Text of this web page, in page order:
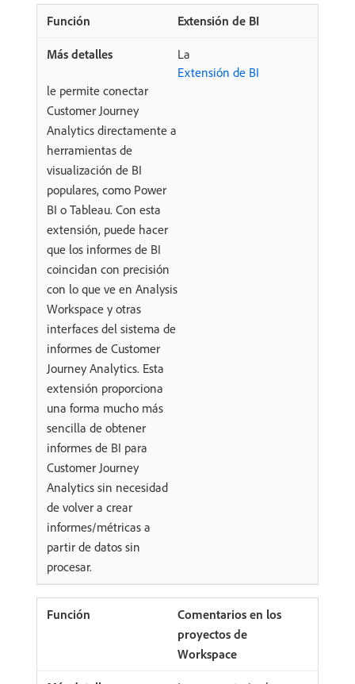
Extensión de BI
La
Extensión de BI
le permite conectar
Customer Journey
Analytics directamente a
herramientas de
visualización de BI
populares, como Power
BI o Tableau. Con esta
extensión, puede hacer
que los informes de BI
coincidan con precisión
con lo que ve en Analysis
Workspace y otras
interfaces del sistema de
informes de Customer
Journey Analytics. Esta
extensión proporciona
una forma mucho más
sencilla de obtener
informes de BI para
Customer Journey
Analytics sin necesidad
de volver a crear
informes/métricas a
partir de datos sin
procesar.
Comentarios en los
proyectos de
Workspace